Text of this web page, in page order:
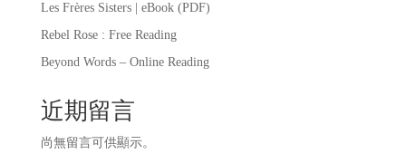
Les Frères Sisters | eBook (PDF)
Rebel Rose : Free Reading
Beyond Words – Online Reading
近期留言
尚無留言可供顯示。